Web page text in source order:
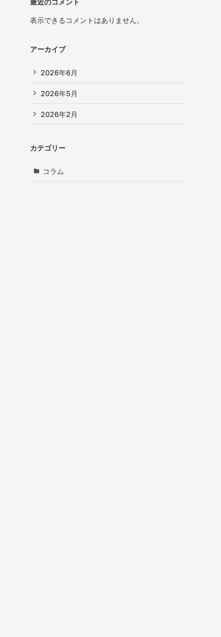
最近のコメント
表示できるコメントはありません。
アーカイブ
2026年6月
2026年5月
2026年2月
カテゴリー
コラム